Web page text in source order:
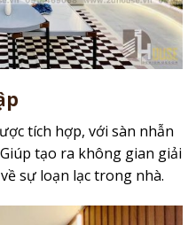
tích hợp, với sàn nhẫn
tạo ra không gian giải
sự loạn lạc trong nhà.